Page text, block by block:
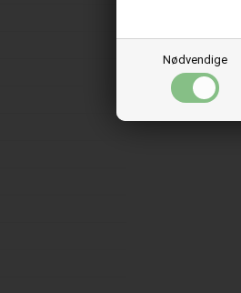
Nødvendige